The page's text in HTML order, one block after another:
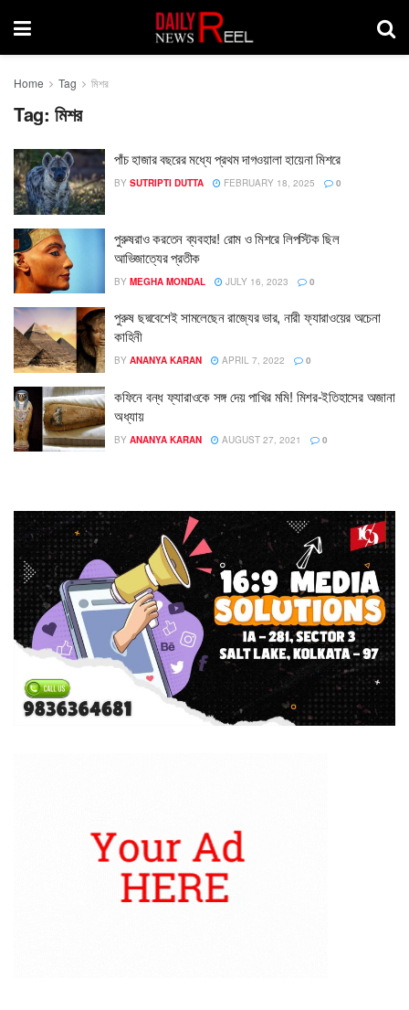
Home Tag মিশর
Tag: মিশর
পাঁচ হাজার বছরের মধ্যে প্রথম দাগওয়ালা হায়েনা মিশরে
BY SUTRIPTI DUTTA FEBRUARY 18, 2025 0
পুরুষরাও করতেন ব্যবহার! রোম ও মিশরে লিপস্টিক ছিল
আভিজাত্যের প্রতীক
BY MEGHA MONDAL JULY 16, 2023 0
পুরুষ ছদ্মবেশেই সামলেছেন রাজ্যের ভার, নারী ফ্যারাওয়ের অচেনা
কাহিনী
BY ANANYA KARAN APRIL 7, 2022 0
কফিনে বন্ধ ফ্যারাওকে সঙ্গ দেয় পাখির মমি! মিশর-ইতিহাসের অজানা
অধ্যায়
BY ANANYA KARAN AUGUST 27, 2021 0